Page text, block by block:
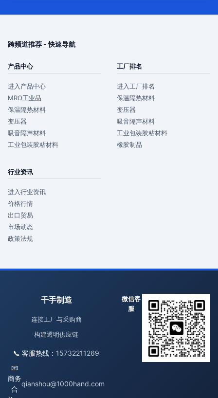
跨频道推荐 - 快速导航
产品中心
进入产品中心
MRO工业品
保温隔热材料
变压器
吸音隔声材料
工业包装胶粘材料
工厂排名
进入工厂排名
保温隔热材料
变压器
吸音隔声材料
工业包装胶粘材料
橡胶制品
行业资讯
进入行业资讯
价格行情
出口贸易
市场动态
政策法规
千手制造
连接工厂与采购商
构建透明供应链
📞 客服热线： 15732211269
📧
商务
合
qianshou@1000hand.com
微信客
服